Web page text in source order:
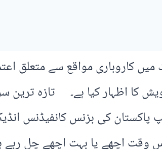
میں کاروباری مواقع سے متعلق
کا اظہار کیا ہے۔ تازہ ترین